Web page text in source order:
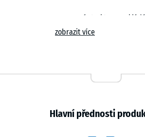
Homogenní struktura
platformu dochází k
Kotouč je vyroben bez
přispívá k rovnoměrnému
zobrazit více
Hlavní přednosti